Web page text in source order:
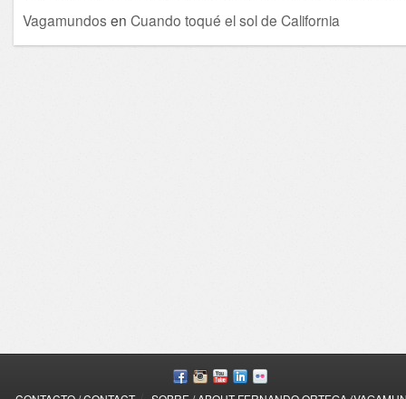
Vagamundos en Cuando toqué el sol de California